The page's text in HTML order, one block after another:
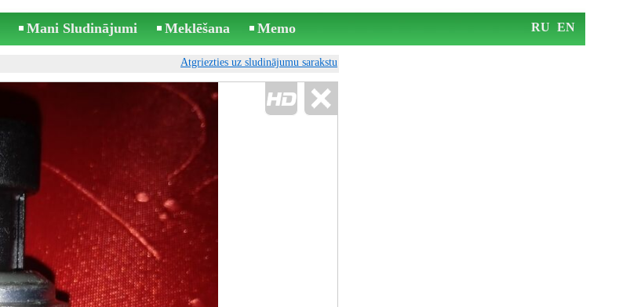
Mani Sludinājumi Meklēšana Memo RU EN
Atgriezties uz sludinājumu sarakstu